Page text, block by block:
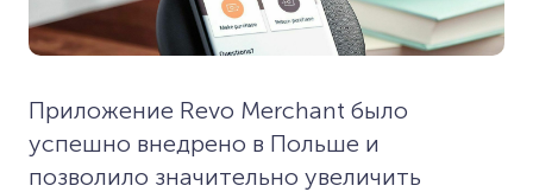
Приложение Revo Merchant было
успешно внедрено в Польше и
позволило значительно увеличить